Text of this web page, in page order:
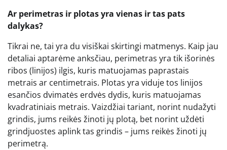
Ar perimetras ir plotas yra vienas ir tas pats
dalykas?
Tikrai ne, tai yra du visiškai skirtingi matmenys. Kaip jau
detaliai aptarėme anksčiau, perimetras yra tik išorinės
ribos (linijos) ilgis, kuris matuojamas paprastais
metrais ar centimetrais. Plotas yra viduje tos linijos
esančios dvimatės erdvės dydis, kuris matuojamas
kvadratiniais metrais. Vaizdžiai tariant, norint nudažyti
grindis, jums reikės žinoti jų plotą, bet norint uždėti
grindjuostes aplink tas grindis – jums reikės žinoti jų
perimetrą.